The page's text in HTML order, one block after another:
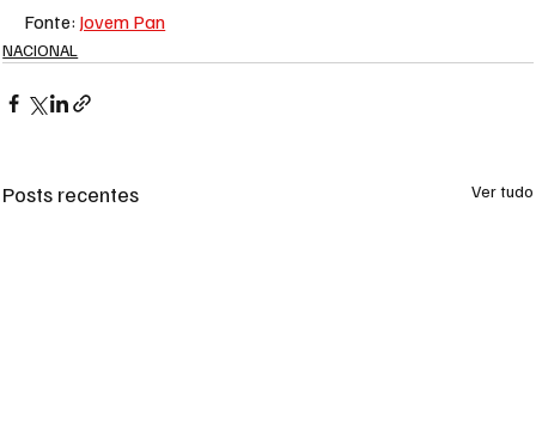
Fonte: Jovem Pan
NACIONAL
Posts recentes Ver tudo